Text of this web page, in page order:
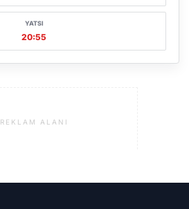
YATSI
20:55
REKLAM ALANI